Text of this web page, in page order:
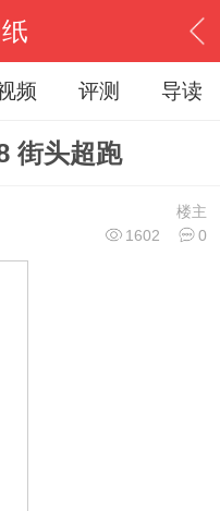
频 评测 导读
街头超跑
楼主
1602
0